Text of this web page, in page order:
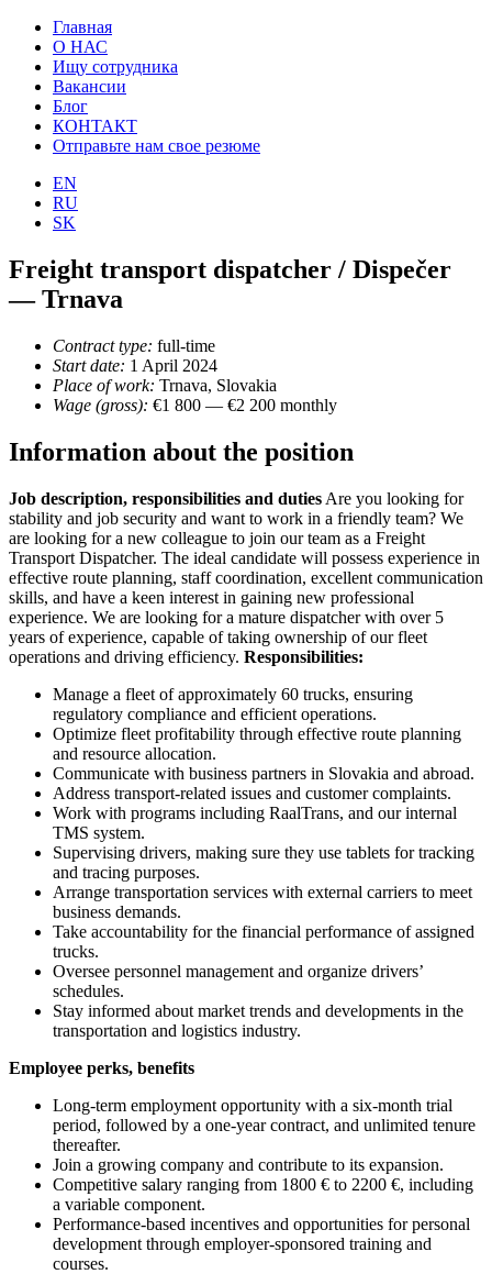
Главная
О НАС
Ищу сотрудника
Bакансии
Блог
КОНТАКТ
Отправьте нам свое резюме
EN
RU
SK
Freight transport dispatcher / Dispečer
— Trnava
Contract type: full-time
Start date: 1 April 2024
Place of work: Trnava, Slovakia
Wage (gross): €1 800 — €2 200 monthly
Information about the position
Job description, responsibilities and duties Are you looking for
stability and job security and want to work in a friendly team? We
are looking for a new colleague to join our team as a Freight
Transport Dispatcher. The ideal candidate will possess experience in
effective route planning, staff coordination, excellent communication
skills, and have a keen interest in gaining new professional
experience. We are looking for a mature dispatcher with over 5
years of experience, capable of taking ownership of our fleet
operations and driving efficiency. Responsibilities:
Manage a fleet of approximately 60 trucks, ensuring
regulatory compliance and efficient operations.
Optimize fleet profitability through effective route planning
and resource allocation.
Communicate with business partners in Slovakia and abroad.
Address transport-related issues and customer complaints.
Work with programs including RaalTrans, and our internal
TMS system.
Supervising drivers, making sure they use tablets for tracking
and tracing purposes.
Arrange transportation services with external carriers to meet
business demands.
Take accountability for the financial performance of assigned
trucks.
Oversee personnel management and organize drivers’
schedules.
Stay informed about market trends and developments in the
transportation and logistics industry.
Employee perks, benefits
Long-term employment opportunity with a six-month trial
period, followed by a one-year contract, and unlimited tenure
thereafter.
Join a growing company and contribute to its expansion.
Competitive salary ranging from 1800 € to 2200 €, including
a variable component.
Performance-based incentives and opportunities for personal
development through employer-sponsored training and
courses.